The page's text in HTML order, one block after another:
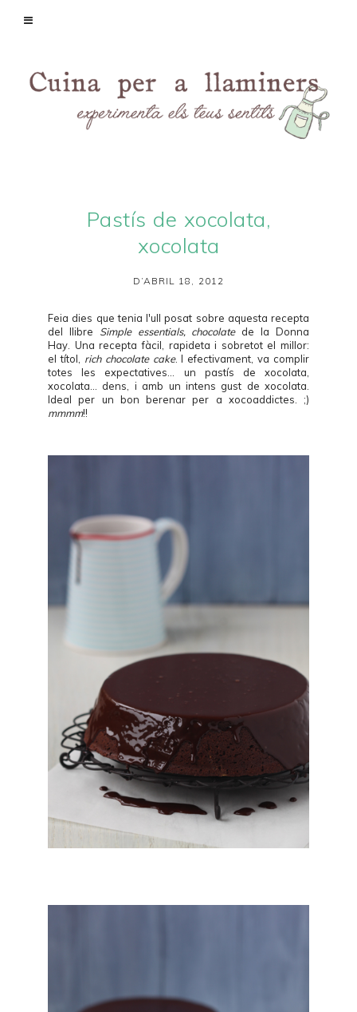
Pastís de xocolata,
xocolata
D’ABRIL 18, 2012
Feia dies que tenia l'ull posat sobre aquesta recepta
del llibre Simple essentials, chocolatede la Donna
Hay. Una recepta fàcil, rapideta i sobretot el millor:
el títol, rich chocolate cake. I efectivament, va complir
totes les expectatives... un pastís de xocolata,
xocolata... dens, i amb un intens gust de xocolata.
Ideal per un bon berenar per a xocoaddictes. ;)
mmmm!!